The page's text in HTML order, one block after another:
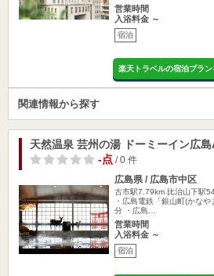
営業時間
入浴料金 ～
宿泊
楽天トラベルの宿泊プラン
関連情報から探す
天然温泉 芸州の湯 ドーミーイン広島
-点/ 0 件
広島県 / 広島市中区
古市駅7.79km 比治山下駅
・広島電鉄「銀山町(かな
分 ・広島…
営業時間
入浴料金 ～
宿泊